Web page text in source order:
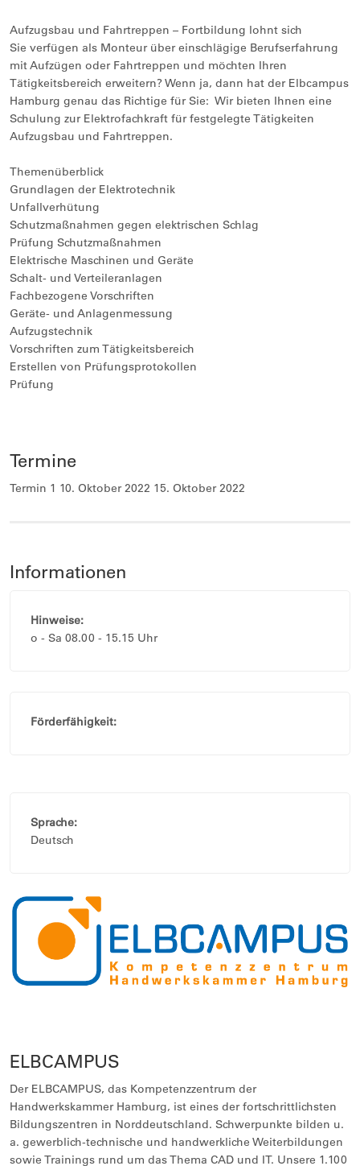
Aufzugsbau und Fahrtreppen – Fortbildung lohnt sich
Sie verfügen als Monteur über einschlägige Berufserfahrung
mit Aufzügen oder Fahrtreppen und möchten Ihren
Tätigkeitsbereich erweitern? Wenn ja, dann hat der Elbcampus
Hamburg genau das Richtige für Sie: Wir bieten Ihnen eine
Schulung zur Elektrofachkraft für festgelegte Tätigkeiten
Aufzugsbau und Fahrtreppen.
Themenüberblick
Grundlagen der Elektrotechnik
Unfallverhütung
Schutzmaßnahmen gegen elektrischen Schlag
Prüfung Schutzmaßnahmen
Elektrische Maschinen und Geräte
Schalt- und Verteileranlagen
Fachbezogene Vorschriften
Geräte- und Anlagenmessung
Aufzugstechnik
Vorschriften zum Tätigkeitsbereich
Erstellen von Prüfungsprotokollen
Prüfung
Termine
Termin 1 10. Oktober 2022 15. Oktober 2022
Informationen
Hinweise:
o - Sa 08.00 - 15.15 Uhr
Förderfähigkeit:
Sprache:
Deutsch
ELBCAMPUS
Der ELBCAMPUS, das Kompetenzzentrum der
Handwerkskammer Hamburg, ist eines der fortschrittlichsten
Bildungszentren in Norddeutschland. Schwerpunkte bilden u.
a. gewerblich-technische und handwerkliche Weiterbildungen
sowie Trainings rund um das Thema CAD und IT. Unsere 1.100